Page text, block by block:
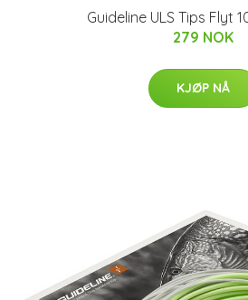
Guideline ULS Tips Flyt
279 NOK
KJØP NÅ